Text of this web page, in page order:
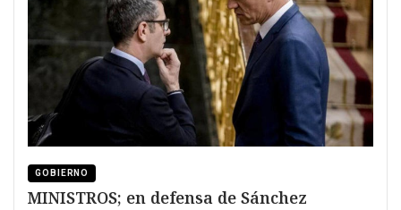
GOBIERNO
MINISTROS; en defensa de Sánchez